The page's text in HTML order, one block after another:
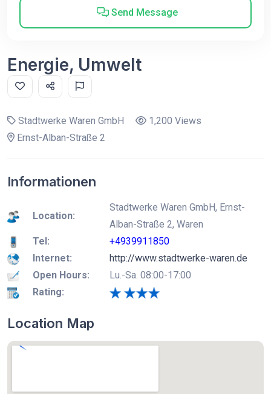
Send Message
Energie, Umwelt
Stadtwerke Waren GmbH
1,200 Views
Ernst-Alban-Straße 2
Informationen
Location:
Stadtwerke Waren GmbH, Ernst-
Alban-Straße 2, Waren
Tel:
+4939911850
Internet:
http://www.stadtwerke-waren.de
Open Hours:
Lu.-Sa. 08:00-17:00
Rating:
Location Map